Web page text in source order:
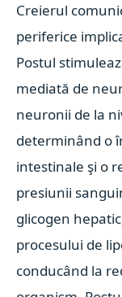
Creierul
periferice
Postul
mediată de
neuronii de la
determinând o
intestinale şi o
presiunii
glicogen
procesului de
conducând la